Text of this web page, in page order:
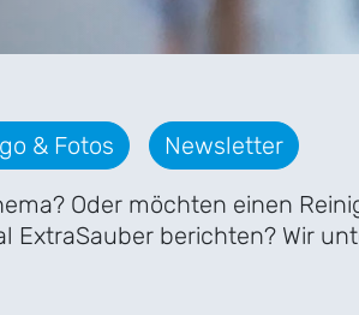
& Fotos Newsletter
Oder möchten einen
ExtraSauber berichten? Wir